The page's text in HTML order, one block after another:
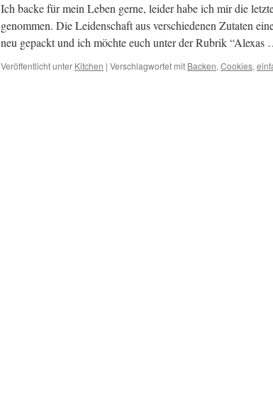
Ich backe für mein Leben gerne, leider habe ich mir die
genommen. Die Leidenschaft aus verschiedenen Zutaten
neu gepackt und ich möchte euch unter der Rubrik “Alexas
Veröffentlicht unter Kitchen | Verschlagwortet mit Backen, Cookies,